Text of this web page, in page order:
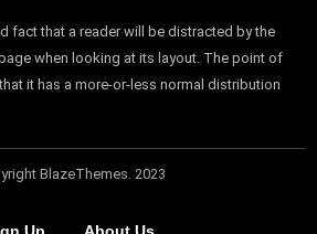
fact that a reader will be distracted by the
when looking at its layout. The point of
it has a more-or-less normal distribution
BlazeThemes. 2023